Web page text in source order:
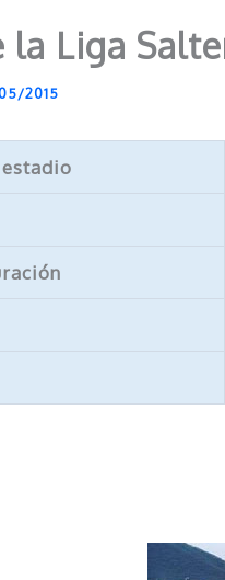
la Liga
2015